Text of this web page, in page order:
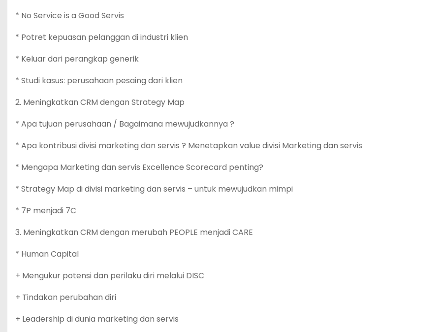
* No Service is a Good Servis
* Potret kepuasan pelanggan di industri klien
* Keluar dari perangkap generik
* Studi kasus: perusahaan pesaing dari klien
2. Meningkatkan CRM dengan Strategy Map
* Apa tujuan perusahaan / Bagaimana mewujudkannya ?
* Apa kontribusi divisi marketing dan servis ? Menetapkan value divisi Marketing dan servis
* Mengapa Marketing dan servis Excellence Scorecard penting?
* Strategy Map di divisi marketing dan servis – untuk mewujudkan mimpi
* 7P menjadi 7C
3. Meningkatkan CRM dengan merubah PEOPLE menjadi CARE
* Human Capital
+ Mengukur potensi dan perilaku diri melalui DISC
+ Tindakan perubahan diri
+ Leadership di dunia marketing dan servis